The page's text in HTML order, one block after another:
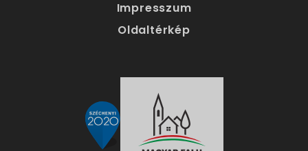
Impresszum
Oldaltérkép